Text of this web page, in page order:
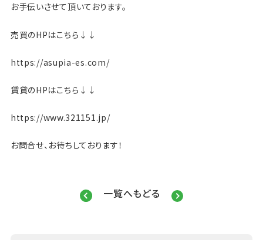
お手伝いさせて頂いております。
売買のHPはこちら↓↓
https://asupia-es.com/
賃貸のHPはこちら↓↓
https://www.321151.jp/
お問合せ、お待ちしております！
一覧へもどる